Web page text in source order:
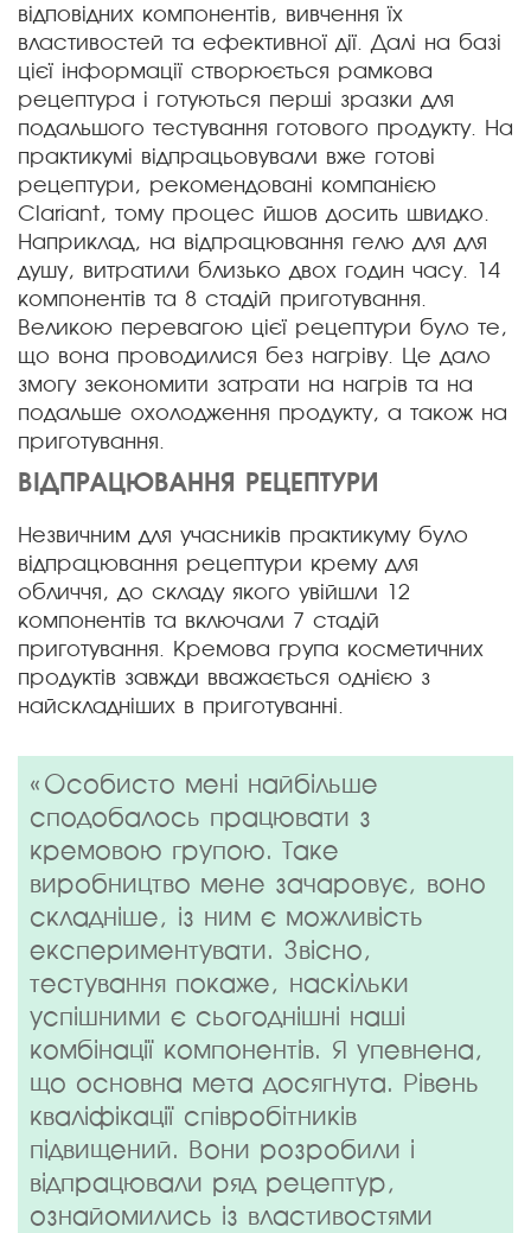
відповідних компонентів, вивчення їх
властивостей та ефективної дії. Далі на базі
цієї інформації створюється рамкова
рецептура і готуються перші зразки для
подальшого тестування готового продукту. На
практикумі відпрацьовували вже готові
рецептури, рекомендовані компанією
Clariant, тому процес йшов досить швидко.
Наприклад, на відпрацювання гелю для для
душу, витратили близько двох годин часу. 14
компонентів та 8 стадій приготування.
Великою перевагою цієї рецептури було те,
що вона проводилися без нагріву. Це дало
змогу зекономити затрати на нагрів та на
подальше охолодження продукту, а також на
приготування.
ВІДПРАЦЮВАННЯ РЕЦЕПТУРИ
Незвичним для учасників практикуму було
відпрацювання рецептури крему для
обличчя, до складу якого увійшли 12
компонентів та включали 7 стадій
приготування. Кремова група косметичних
продуктів завжди вважається однією з
найскладніших в приготуванні.
«Особисто мені найбільше
сподобалось працювати з
кремовою групою. Таке
виробництво мене зачаровує, воно
складніше, із ним є можливість
експериментувати. Звісно,
тестування покаже, наскільки
успішними є сьогоднішні наші
комбінації компонентів. Я упевнена,
що основна мета досягнута. Рівень
кваліфікації співробітників
підвищений. Вони розробили і
відпрацювали ряд рецептур,
ознайомились із властивостями